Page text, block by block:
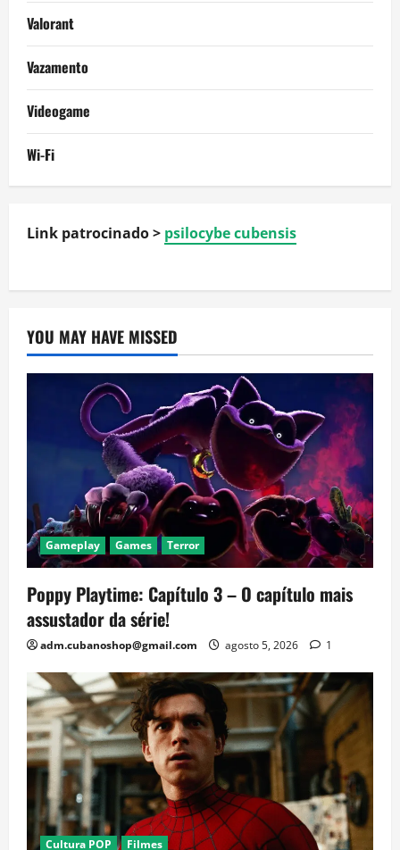
Valorant
Vazamento
Videogame
Wi-Fi
Link patrocinado > psilocybe cubensis
YOU MAY HAVE MISSED
Gameplay Games Terror
Poppy Playtime: Capítulo 3 – O capítulo mais
assustador da série!
adm.cubanoshop@gmail.com agosto 5, 2026 1
Cultura POP Filmes